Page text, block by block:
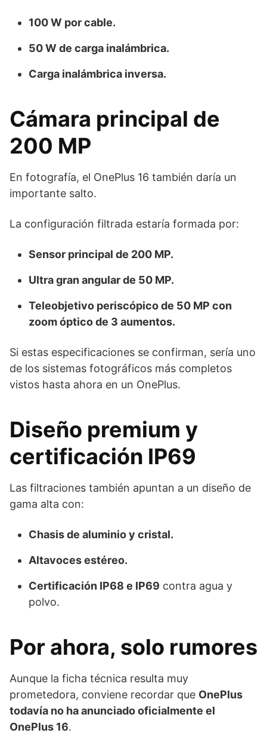
100 W por cable.
50 W de carga inalámbrica.
Carga inalámbrica inversa.
Cámara principal de
200 MP
En fotografía, el OnePlus 16 también daría un
importante salto.
La configuración filtrada estaría formada por:
Sensor principal de 200 MP.
Ultra gran angular de 50 MP.
Teleobjetivo periscópico de 50 MP con
zoom óptico de 3 aumentos.
Si estas especificaciones se confirman, sería uno
de los sistemas fotográficos más completos
vistos hasta ahora en un OnePlus.
Diseño premium y
certificación IP69
Las filtraciones también apuntan a un diseño de
gama alta con:
Chasis de aluminio y cristal.
Altavoces estéreo.
Certificación IP68 e IP69 contra agua y
polvo.
Por ahora, solo rumores
Aunque la ficha técnica resulta muy
prometedora, conviene recordar que OnePlus
todavía no ha anunciado oficialmente el
OnePlus 16.